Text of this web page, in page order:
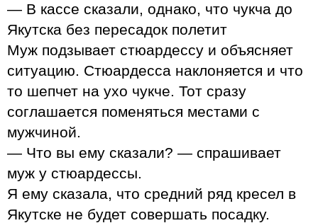
— В кассе сказали, однако, что чукча до
Якутска без пересадок полетит
Муж подзывает стюардессу и объясняет
ситуацию. Стюардесса наклоняется и что
то шепчет на ухо чукче. Тот сразу
соглашается поменяться местами с
мужчиной.
— Что вы ему сказали? — спрашивает
муж у стюардессы.
Я ему сказала, что средний ряд кресел в
Якутске не будет совершать посадку.